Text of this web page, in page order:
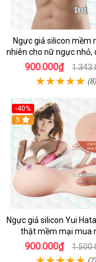
Ngực giả silicon mềm
nhiên cho nữ ngực nhỏ,
900.000₫
(8)
-40%
5
Ngực giả silicon Yui
thật mềm mại mua
900.000₫